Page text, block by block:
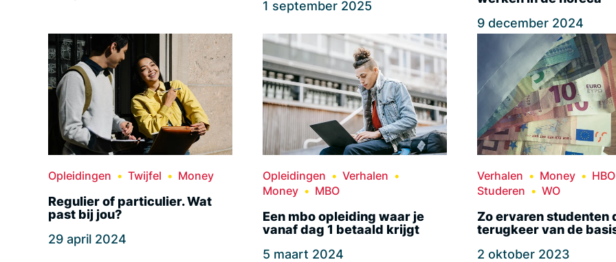
1 september 2025
9 december 2024
Opleidingen Twijfel Money
Regulier of particulier. Wat
past bij jou?
29 april 2024
Opleidingen
Verhalen
Money
MBO
Een mbo opleiding waar je
vanaf dag 1 betaald krijgt
5 maart 2024
Verhalen Money
HBO
Studeren
WO
Zo ervaren studenten
terugkeer van de
2 oktober 2023